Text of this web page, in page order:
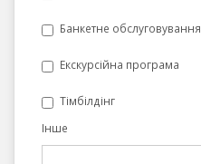
Банкетне обслуговування
Екскурсійна програма
Тімбілдінг
Інше